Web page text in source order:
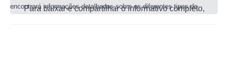
encontrará informações detalhadas sobre os diferentes tipos de
Para baixar e compartilhar o informativo completo,